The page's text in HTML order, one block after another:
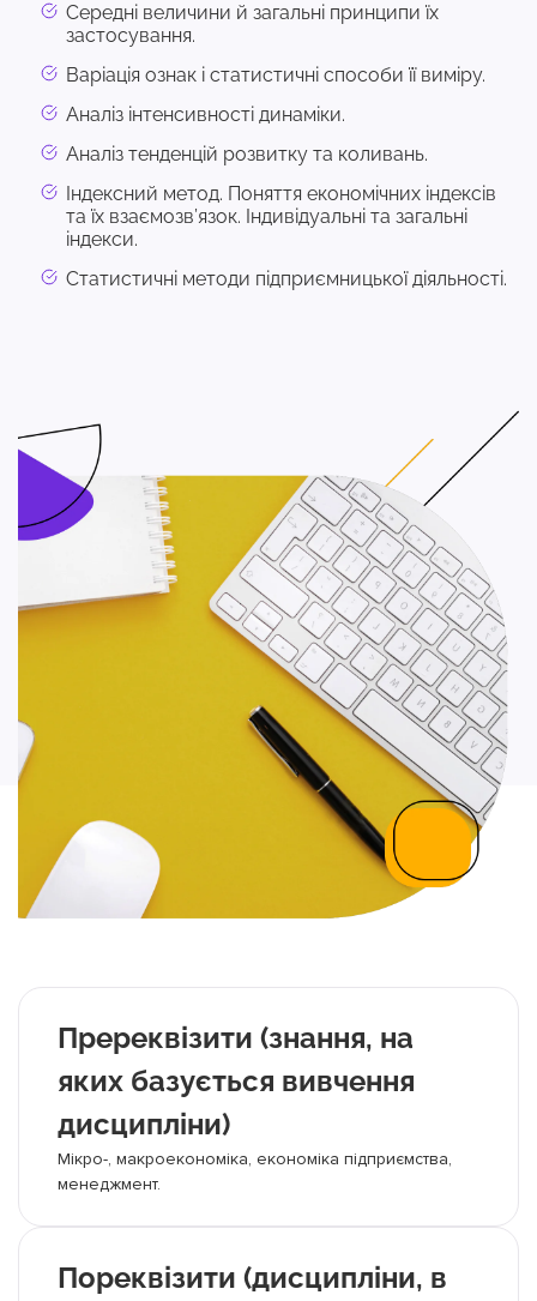
Середні величини й загальні принципи їх
застосування.
Варіація ознак і статистичні способи її виміру.
Аналіз інтенсивності динаміки.
Аналіз тенденцій розвитку та коливань.
Індексний метод. Поняття економічних індексів
та їх взаємозв’язок. Індивідуальні та загальні
індекси.
Статистичні методи підприємницької діяльності.
Пререквізити (знання, на
яких базується вивчення
дисципліни)
Мікро-, макроекономіка, економіка підприємства,
менеджмент.
Пореквізити (дисципліни, в